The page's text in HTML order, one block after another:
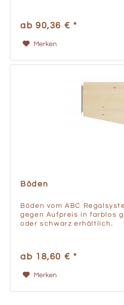
ab 90,36 € *
Merken
Böden
Böden vom ABC
gegen Aufpreis in farblos
oder schwarz erhältlich.
ab 18,60 € *
Merken